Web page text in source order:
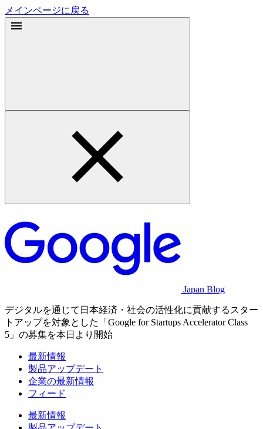
メインページに戻る
Japan Blog
デジタルを通じて日本経済・社会の活性化に貢献するスター
トアップを対象とした「Google for Startups Accelerator Class
5」の募集を本日より開始
最新情報
製品アップデート
企業の最新情報
フィード
最新情報